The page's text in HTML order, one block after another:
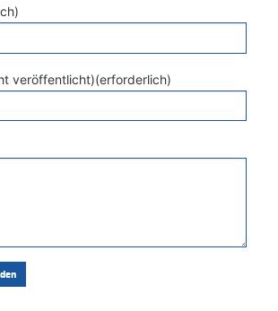
veröffentlicht)(erforderlich)